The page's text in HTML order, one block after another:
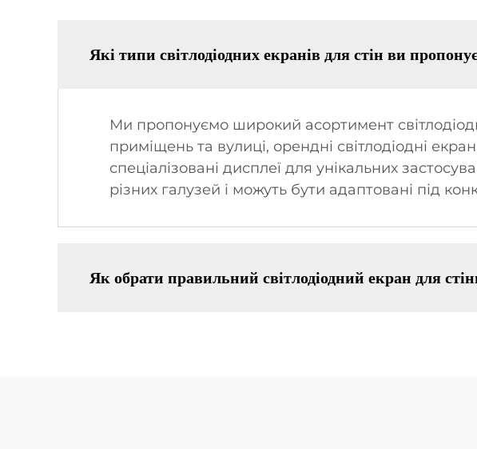
Які типи світлодіодних екранів для стін ви
Ми пропонуємо широкий асортимент
приміщень та вулиці, орендні світлодіодні
спеціалізовані дисплеї для унікальних
різних галузей і можуть бути адаптовані під
Як обрати правильний світлодіодний екран для